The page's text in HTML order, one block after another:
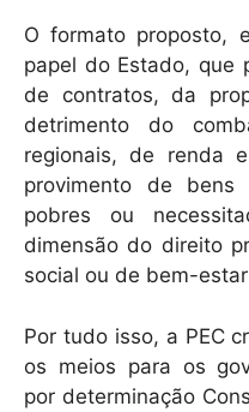
O formato proposto,
papel do Estado, que
de contratos, da
detrimento do
regionais, de renda
provimento de
pobres ou
dimensão do direito
social ou de bem-
Por tudo isso, a PEC
os meios para os
por determinação